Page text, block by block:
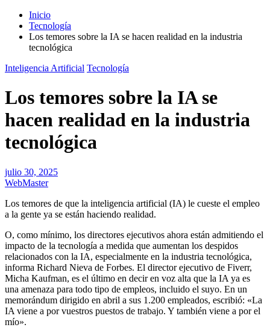
Inicio
Tecnología
Los temores sobre la IA se hacen realidad en la industria
tecnológica
Inteligencia Artificial Tecnología
Los temores sobre la IA se
hacen realidad en la industria
tecnológica
julio 30, 2025
WebMaster
Los temores de que la inteligencia artificial (IA) le cueste el empleo
a la gente ya se están haciendo realidad.
O, como mínimo, los directores ejecutivos ahora están admitiendo el
impacto de la tecnología a medida que aumentan los despidos
relacionados con la IA, especialmente en la industria tecnológica,
informa Richard Nieva de Forbes. El director ejecutivo de Fiverr,
Micha Kaufman, es el último en decir en voz alta que la IA ya es
una amenaza para todo tipo de empleos, incluido el suyo. En un
memorándum dirigido en abril a sus 1.200 empleados, escribió: «La
IA viene a por vuestros puestos de trabajo. Y también viene a por el
mío».